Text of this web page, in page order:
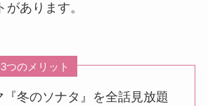
あります。
つのメリット
『冬のソナタ』を全話見放題